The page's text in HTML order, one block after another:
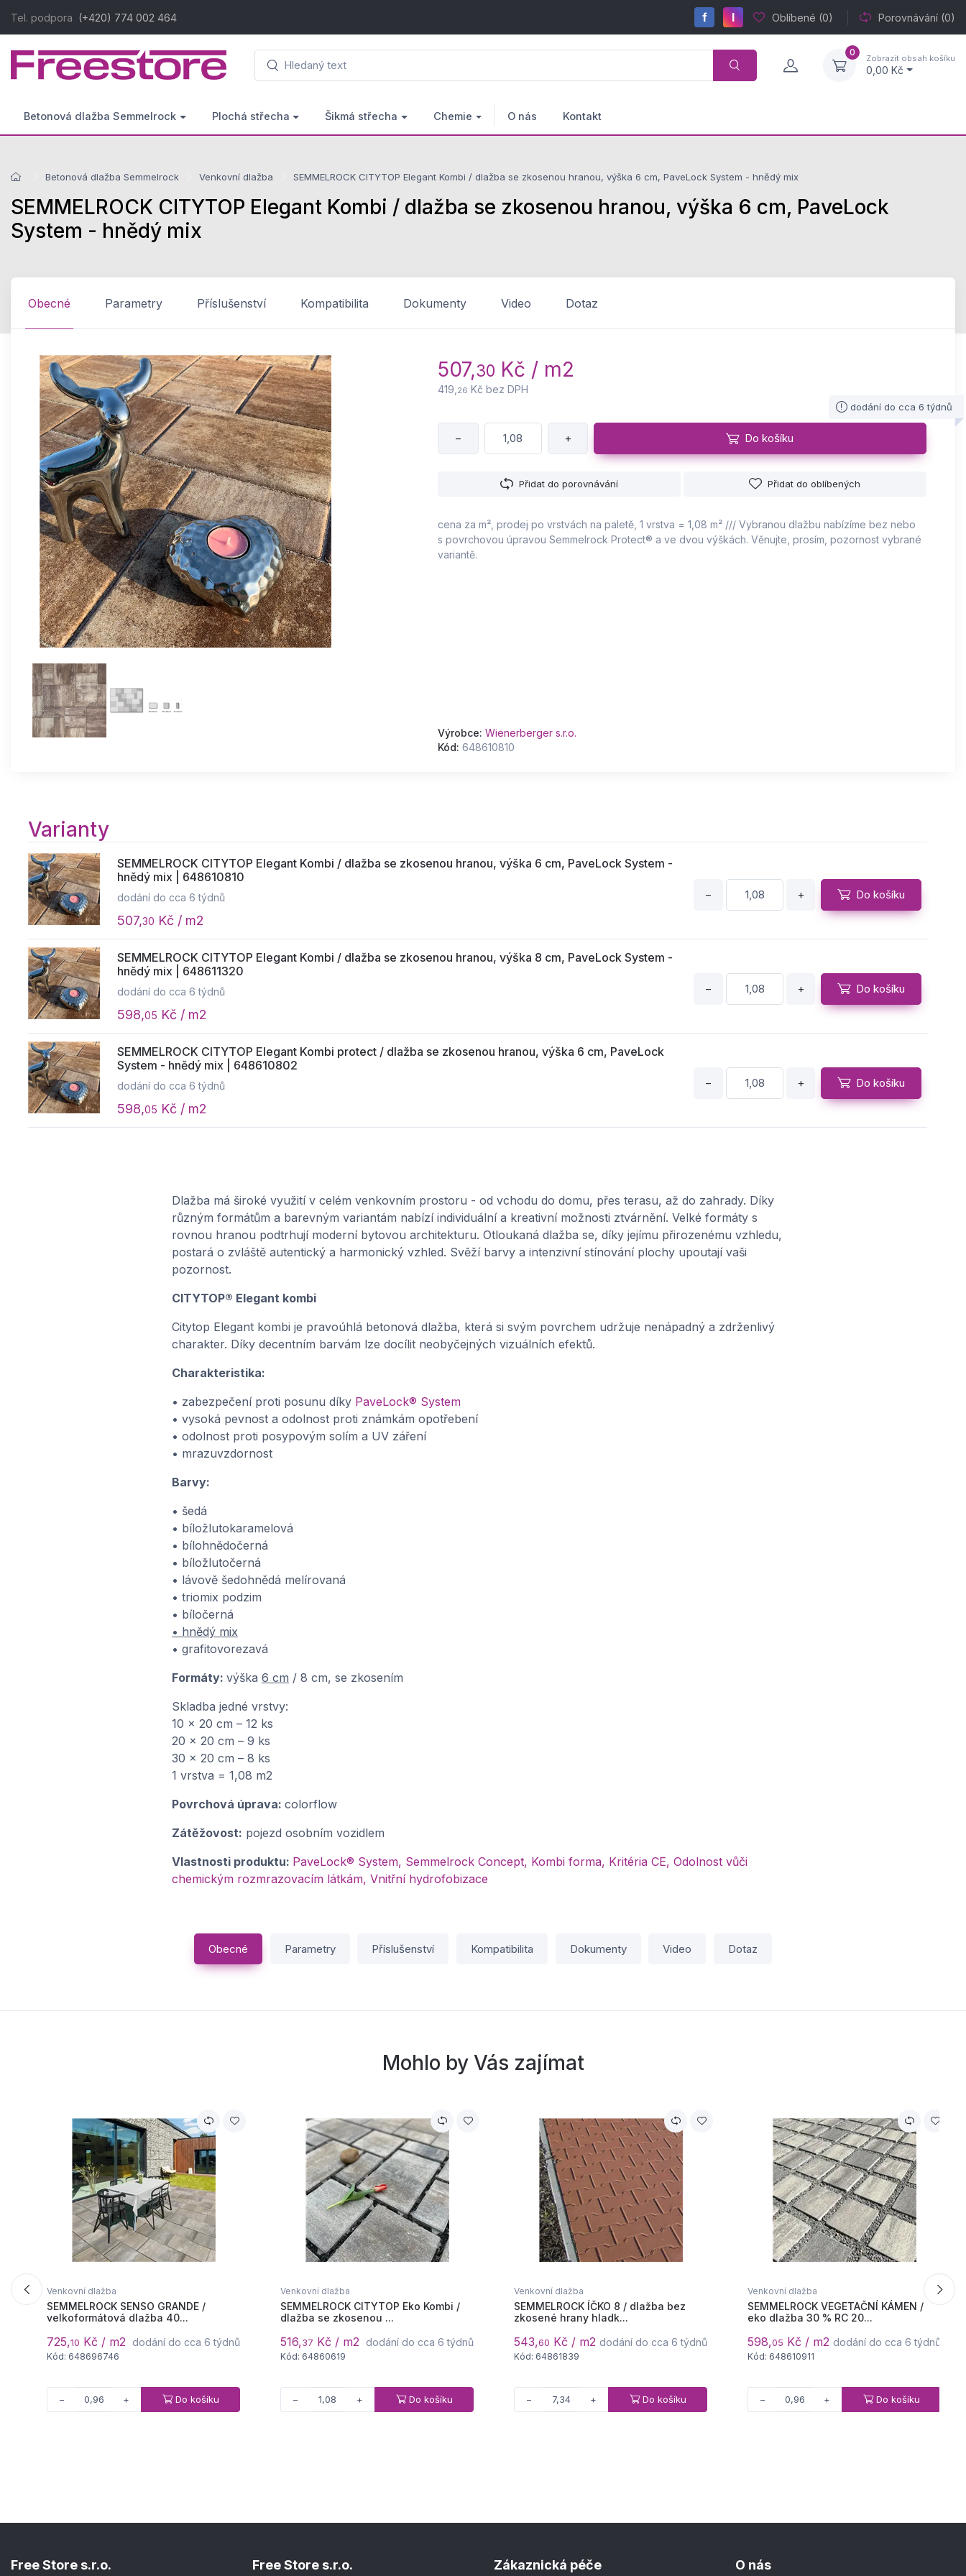
Tel. podpora (+420) 774 002 464 f I Oblíbené (0) Porovnávání (0)
0
Zobrazit obsah košíku
0,00 Kč
Betonová dlažba Semmelrock Plochá střecha Šikmá střecha Chemie O nás Kontakt
Betonová dlažba Semmelrock Venkovní dlažba SEMMELROCK CITYTOP Elegant Kombi / dlažba se zkosenou hranou, výška 6 cm, PaveLock System - hnědý mix
SEMMELROCK CITYTOP Elegant Kombi / dlažba se zkosenou hranou, výška 6 cm, PaveLock
System - hnědý mix
Obecné Parametry Příslušenství Kompatibilita Dokumenty Video Dotaz
507,30 Kč / m2
419, 26 Kč bez DPH
dodání do cca 6 týdnů
− + Do košíku
Přidat do porovnávání Přidat do oblíbených
cena za m², prodej po vrstvách na paletě, 1 vrstva = 1,08 m² /// Vybranou dlažbu nabízíme bez nebo
s povrchovou úpravou Semmelrock Protect® a ve dvou výškách. Věnujte, prosím, pozornost vybrané
variantě.
Výrobce: Wienerberger s.r.o.
Kód: 648610810
Varianty
SEMMELROCK CITYTOP Elegant Kombi / dlažba se zkosenou hranou, výška 6 cm, PaveLock System -
hnědý mix | 648610810
dodání do cca 6 týdnů
507,30 Kč / m2
− + Do košíku
SEMMELROCK CITYTOP Elegant Kombi / dlažba se zkosenou hranou, výška 8 cm, PaveLock System -
hnědý mix | 648611320
dodání do cca 6 týdnů
598,05 Kč / m2
− + Do košíku
SEMMELROCK CITYTOP Elegant Kombi protect / dlažba se zkosenou hranou, výška 6 cm, PaveLock
System - hnědý mix | 648610802
dodání do cca 6 týdnů
598,05 Kč / m2
− + Do košíku
Kč / m2
Dlažba má široké využití v celém venkovním prostoru - od vchodu do domu, přes terasu, až do zahrady. Díky
různým formátům a barevným variantám nabízí individuální a kreativní možnosti ztvárnění. Velké formáty s
rovnou hranou podtrhují moderní bytovou architekturu. Otloukaná dlažba se, díky jejímu přirozenému vzhledu,
postará o zvláště autentický a harmonický vzhled. Svěží barvy a intenzivní stínování plochy upoutají vaši
pozornost.
CITYTOP® Elegant kombi
Citytop Elegant kombi je pravoúhlá betonová dlažba, která si svým povrchem udržuje nenápadný a zdrženlivý
charakter. Díky decentním barvám lze docílit neobyčejných vizuálních efektů.
Charakteristika:
• zabezpečení proti posunu díky PaveLock® System
• vysoká pevnost a odolnost proti známkám opotřebení
• odolnost proti posypovým solím a UV záření
• mrazuvzdornost
Barvy:
• šedá
• bíložlutokaramelová
• bílohnědočerná
• bíložlutočerná
• lávově šedohnědá melírovaná
• triomix podzim
• bíločerná
• hnědý mix
• grafitovorezavá
Formáty: výška 6 cm / 8 cm, se zkosením
Skladba jedné vrstvy:
10 x 20 cm – 12 ks
20 x 20 cm – 9 ks
30 x 20 cm – 8 ks
1 vrstva = 1,08 m2
Povrchová úprava: colorflow
Zátěžovost: pojezd osobním vozidlem
Vlastnosti produktu: PaveLock® System, Semmelrock Concept, Kombi forma, Kritéria CE, Odolnost vůči
chemickým rozmrazovacím látkám, Vnitřní hydrofobizace
Obecné Parametry Příslušenství Kompatibilita Dokumenty Video Dotaz
Mohlo by Vás zajímat
Venkovní dlažba
SEMMELROCK SENSO GRANDE /
velkoformátová dlažba 40...
725,10 Kč / m2 dodání do cca 6 týdnů
Kód: 648696746
− + Do košíku
Venkovní dlažba
SEMMELROCK CITYTOP Eko Kombi /
dlažba se zkosenou ...
516,37 Kč / m2 dodání do cca 6 týdnů
Kód: 64860619
− + Do košíku
Venkovní dlažba
SEMMELROCK ÍČKO 8 / dlažba bez
zkosené hrany hladk...
543,60 Kč / m2 dodání do cca 6 týdnů
Kód: 64861839
− + Do košíku
Venkovní dlažba
SEMMELROCK VEGETAČNÍ KÁMEN /
eko dlažba 30 % RC 20...
598,05 Kč / m2 dodání do cca 6 týdnů
Kód: 648610911
− + Do košíku
Free Store s.r.o. Free Store s.r.o. Zákaznická péče O nás